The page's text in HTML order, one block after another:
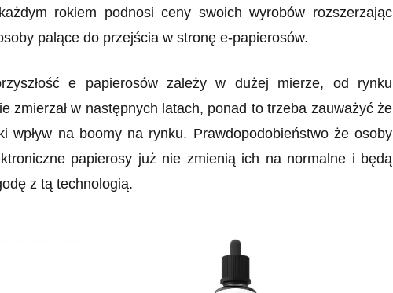
rokiem podnosi ceny swoich wyrobów rozszerzając
palące do przejścia w stronę e-papierosów.
e papierosów zależy w dużej mierze, od rynku
zmierzał w następnych latach, ponad to trzeba zauważyć że
wpływ na boomy na rynku. Prawdopodobieństwo że osoby
papierosy już nie zmienią ich na normalne i będą
z tą technologią.